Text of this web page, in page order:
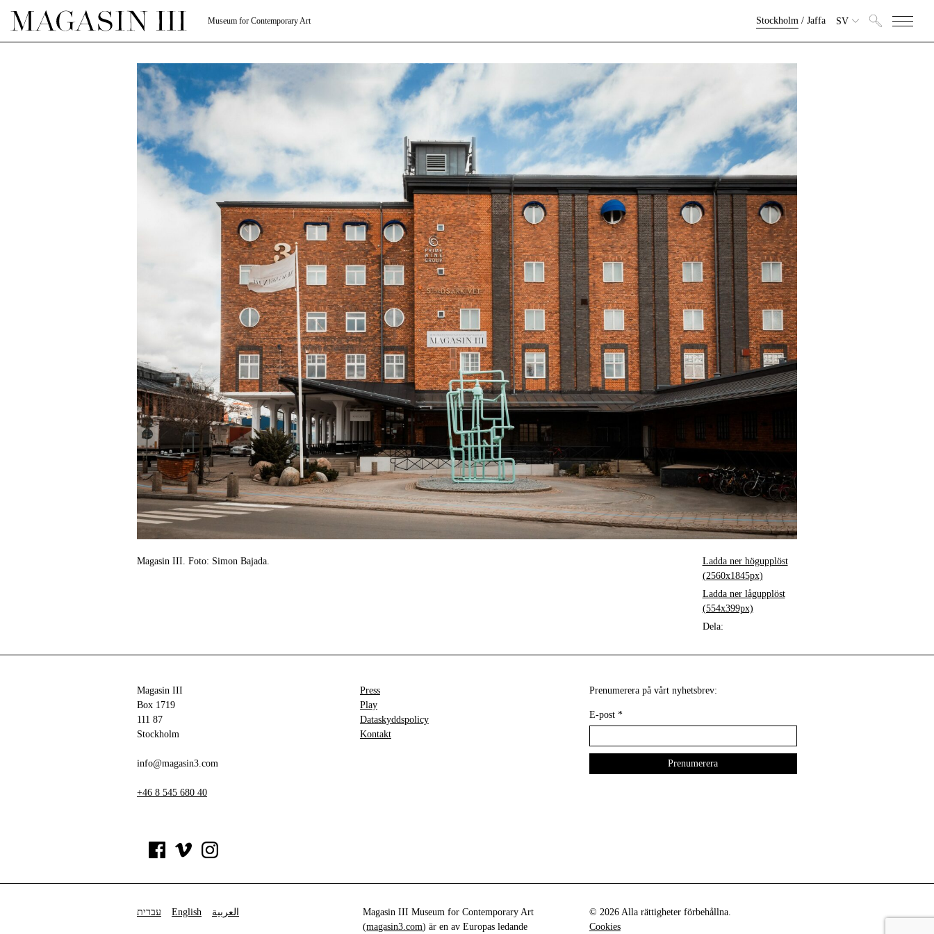
Museum for Contemporary Art Stockholm/ Jaffa SV
Magasin III. Foto: Simon Bajada.
Ladda ner högupplöst
(2560x1845px)
Ladda ner lågupplöst
(554x399px)
Dela:
Magasin III
Box 1719
111 87
Stockholm
info@magasin3.com
+46 8 545 680 40
Press
Play
Dataskyddspolicy
Kontakt
Prenumerera på vårt nyhetsbrev:
E-post *
עברית English العربية
Magasin III Museum for Contemporary Art
(magasin3.com) är en av Europas ledande
© 2026 Alla rättigheter förbehållna.
Cookies